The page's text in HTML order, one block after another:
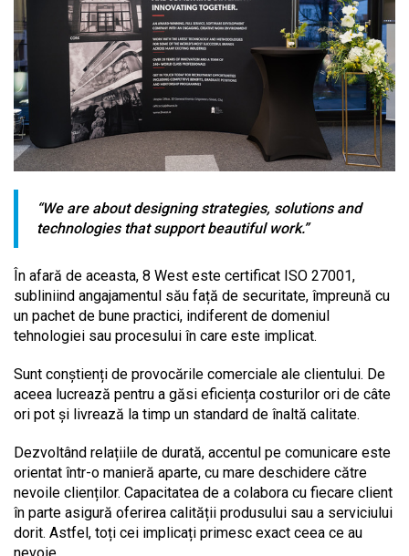
“We are about designing strategies, solutions and
technologies that support beautiful work.”
În afară de aceasta, 8 West este certificat ISO 27001,
subliniind angajamentul său față de securitate, împreună cu
un pachet de bune practici, indiferent de domeniul
tehnologiei sau procesului în care este implicat.
Sunt conștienți de provocările comerciale ale clientului. De
aceea lucrează pentru a găsi eficiența costurilor ori de câte
ori pot și livrează la timp un standard de înaltă calitate.
Dezvoltând relațiile de durată, accentul pe comunicare este
orientat într-o manieră aparte, cu mare deschidere către
nevoile clienților. Capacitatea de a colabora cu fiecare client
în parte asigură oferirea calității produsului sau a serviciului
dorit. Astfel, toți cei implicați primesc exact ceea ce au
nevoie.